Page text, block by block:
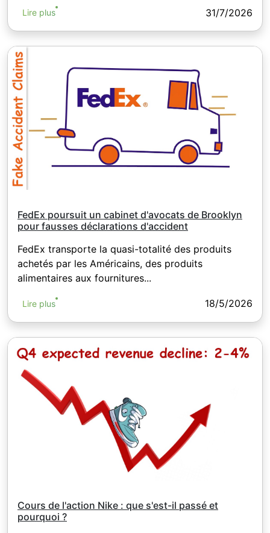
Lire plus 31/7/2026
FedEx poursuit un cabinet d'avocats de Brooklyn
pour fausses déclarations d'accident
FedEx transporte la quasi-totalité des produits
achetés par les Américains, des produits
alimentaires aux fournitures...
Lire plus 18/5/2026
Cours de l'action Nike : que s'est-il passé et
pourquoi ?